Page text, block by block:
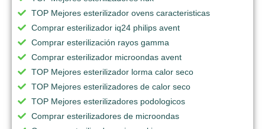
TOP Mejores esterilizador ovens caracteristicas
Comprar esterilizador iq24 philips avent
Comprar esterilización rayos gamma
Comprar esterilizador microondas avent
TOP Mejores esterilizador lorma calor seco
TOP Mejores esterilizadores de calor seco
TOP Mejores esterilizadores podologicos
Comprar esterilizadores de microondas